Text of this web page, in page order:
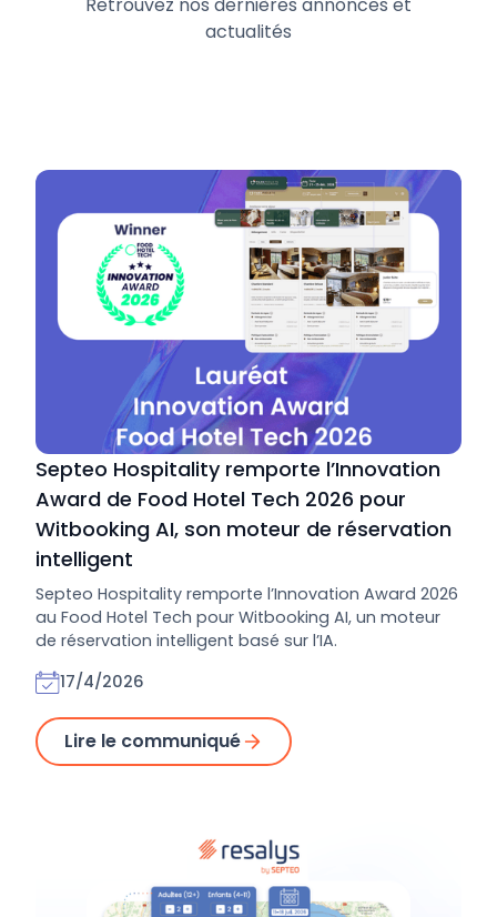
actualités
Septeo Hospitality remporte l’Innovation
Award de Food Hotel Tech 2026 pour
Witbooking AI, son moteur de réservation
intelligent
Septeo Hospitality remporte l’Innovation Award 2026
au Food Hotel Tech pour Witbooking AI, un moteur
de réservation intelligent basé sur l’IA.
17/4/2026
Lire le communiqué